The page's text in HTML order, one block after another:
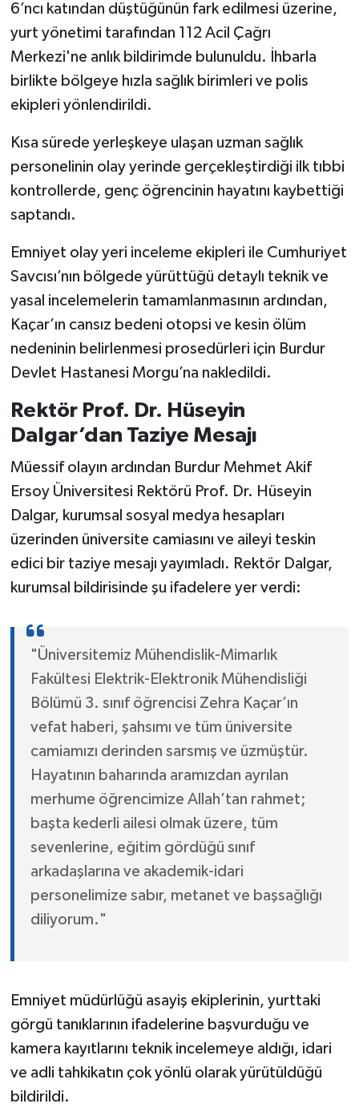
6’ncı katından düştüğünün fark edilmesi üzerine,
yurt yönetimi tarafından 112 Acil Çağrı
Merkezi'ne anlık bildirimde bulunuldu. İhbarla
birlikte bölgeye hızla sağlık birimleri ve polis
ekipleri yönlendirildi.
Kısa sürede yerleşkeye ulaşan uzman sağlık
personelinin olay yerinde gerçekleştirdiği ilk tıbbi
kontrollerde, genç öğrencinin hayatını kaybettiği
saptandı.
Emniyet olay yeri inceleme ekipleri ile Cumhuriyet
Savcısı’nın bölgede yürüttüğü detaylı teknik ve
yasal incelemelerin tamamlanmasının ardından,
Kaçar’ın cansız bedeni otopsi ve kesin ölüm
nedeninin belirlenmesi prosedürleri için Burdur
Devlet Hastanesi Morgu’na nakledildi.
Rektör Prof. Dr. Hüseyin
Dalgar’dan Taziye Mesajı
Müessif olayın ardından Burdur Mehmet Akif
Ersoy Üniversitesi Rektörü Prof. Dr. Hüseyin
Dalgar, kurumsal sosyal medya hesapları
üzerinden üniversite camiasını ve aileyi teskin
edici bir taziye mesajı yayımladı. Rektör Dalgar,
kurumsal bildirisinde şu ifadelere yer verdi:
"Üniversitemiz Mühendislik-Mimarlık
Fakültesi Elektrik-Elektronik Mühendisliği
Bölümü 3. sınıf öğrencisi Zehra Kaçar’ın
vefat haberi, şahsımı ve tüm üniversite
camiamızı derinden sarsmış ve üzmüştür.
Hayatının baharında aramızdan ayrılan
merhume öğrencimize Allah’tan rahmet;
başta kederli ailesi olmak üzere, tüm
sevenlerine, eğitim gördüğü sınıf
arkadaşlarına ve akademik-idari
personelimize sabır, metanet ve başsağlığı
diliyorum."
Emniyet müdürlüğü asayiş ekiplerinin, yurttaki
görgü tanıklarının ifadelerine başvurduğu ve
kamera kayıtlarını teknik incelemeye aldığı, idari
ve adli tahkikatın çok yönlü olarak yürütüldüğü
bildirildi.